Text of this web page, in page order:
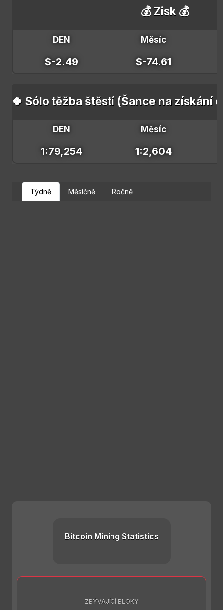
💰 Zisk 💰
DEN Měsíc
$-2.49 $-74.61
🍀 Sólo těžba štěstí (Šance na získání
DEN Měsíc
1:79,254 1:2,604
Týdně Měsíčně Ročně
Bitcoin Mining Statistics
ZBÝVAJÍCÍ BLOKY